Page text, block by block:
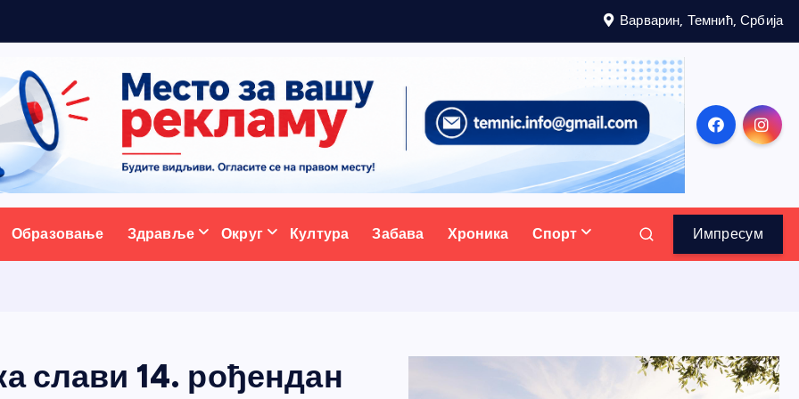
Варварин, Темнић, Србија
портал
Образовање Здравље Округ Култура Забава Хроника Спорт Импресум
слави 14. рођендан